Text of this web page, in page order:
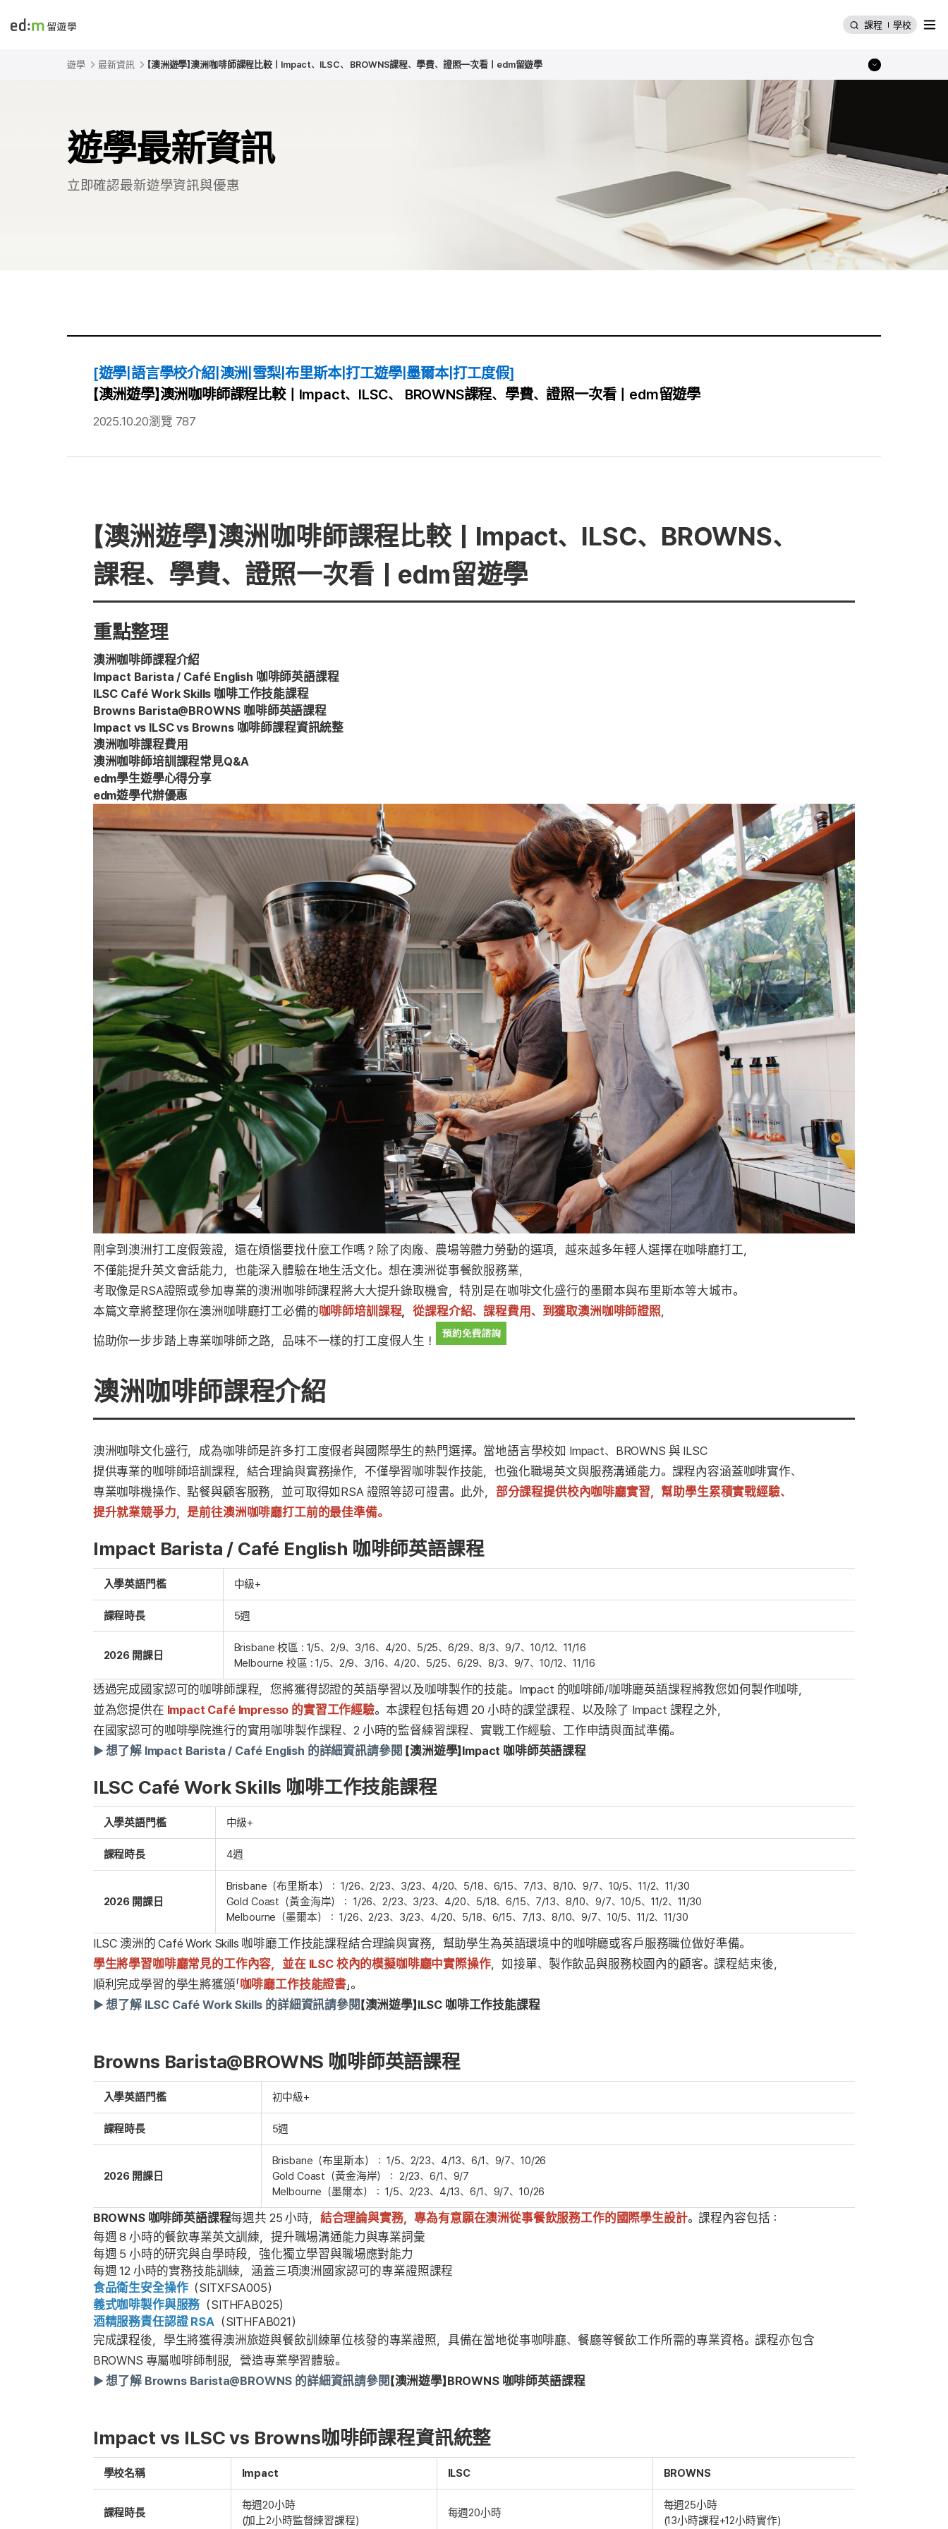
課程 學校
遊學 最新資訊 【澳洲遊學】澳洲咖啡師課程比較｜Impact、ILSC、 BROWNS課程、學費、證照一次看｜edm留遊學
遊學最新資訊
立即確認最新遊學資訊與優惠
[遊學|語言學校介紹|澳洲|雪梨|布里斯本|打工遊學|墨爾本|打工度假]
【澳洲遊學】澳洲咖啡師課程比較｜Impact、ILSC、 BROWNS課程、學費、證照一次看｜edm留遊學
2025.10.20瀏覽 787
【澳洲遊學】澳洲咖啡師課程比較｜Impact、ILSC、BROWNS、
課程、學費、證照一次看｜edm留遊學
重點整理
澳洲咖啡師課程介紹
Impact Barista / Café English 咖啡師英語課程
ILSC Café Work Skills 咖啡工作技能課程
Browns Barista@BROWNS 咖啡師英語課程
Impact vs ILSC vs Browns 咖啡師課程資訊統整
澳洲咖啡課程費用
澳洲咖啡師培訓課程常見Q&A
edm學生遊學心得分享
edm遊學代辦優惠
剛拿到澳洲打工度假簽證，還在煩惱要找什麼工作嗎？除了肉廠、農場等體力勞動的選項，越來越多年輕人選擇在咖啡廳打工，
不僅能提升英文會話能力，也能深入體驗在地生活文化。想在澳洲從事餐飲服務業，
考取像是RSA證照或參加專業的澳洲咖啡師課程將大大提升錄取機會，特別是在咖啡文化盛行的墨爾本與布里斯本等大城市。
本篇文章將整理你在澳洲咖啡廳打工必備的咖啡師培訓課程 ，從課程介紹、課程費用、到獲取澳洲咖啡師證照
協助你一步步踏上專業咖啡師之路，品味不一樣的打工度假人生！
澳洲咖啡師課程介紹
澳洲咖啡文化盛行，成為咖啡師是許多打工度假者與國際學生的熱門選擇。當地語言學校如 Impact、BROWNS 與 ILSC
提供專業的咖啡師培訓課程，結合理論與實務操作，不僅學習咖啡製作技能，也強化職場英文與服務溝通能力。課程內容涵蓋咖啡實作、
專業咖啡機操作、點餐與顧客服務，並可取得如RSA 證照等認可證書。此外， 部分課程提供校內咖啡廳實習，幫助學生累積實戰經驗、
提升就業競爭力，是前往澳洲咖啡廳打工前的最佳準備。
Impact Barista / Café English 咖啡師英語課程
入學英語門檻 中級+
課程時長 5週
2026 開課日
Brisbane 校區 : 1/5、2/9、3/16、4/20、5/25、6/29、8/3、9/7、10/12、11/16
Melbourne 校區 : 1/5、2/9、3/16、4/20、5/25、6/29、8/3、9/7、10/12、11/16
透過完成國家認可的咖啡師課程，您將獲得認證的英語學習以及咖啡製作的技能。Impact 的咖啡師/咖啡廳英語課程將教您如何製作咖啡，
並為您提供在 Impact Café Impresso 的實習工作經驗。本課程包括每週 20 小時的課堂課程、以及除了 Impact 課程之外，
在國家認可的咖啡學院進行的實用咖啡製作課程、2 小時的監督練習課程、實戰工作經驗、工作申請與面試準備。
► 想了解 Impact Barista / Café English 的詳細資訊請參閱 【澳洲遊學】Impact 咖啡師英語課程
ILSC Café Work Skills 咖啡工作技能課程
入學英語門檻 中級+
課程時長 4週
2026 開課日
Brisbane（布里斯本）： 1/26、2/23、3/23、4/20、5/18、6/15、7/13、8/10、9/7、10/5、11/2、11/30
Gold Coast（黃金海岸）： 1/26、2/23、3/23、4/20、5/18、6/15、7/13、8/10、9/7、10/5、11/2、11/30
Melbourne（墨爾本）： 1/26、2/23、3/23、4/20、5/18、6/15、7/13、8/10、9/7、10/5、11/2、11/30
ILSC 澳洲的 Café Work Skills 咖啡廳工作技能課程結合理論與實務，幫助學生為英語環境中的咖啡廳或客戶服務職位做好準備。
學生將學習咖啡廳常見的工作內容，並在 ILSC 校內的模擬咖啡廳中實際操作，如接單、製作飲品與服務校園內的顧客。課程結束後，
順利完成學習的學生將獲頒「咖啡廳工作技能證書」。
► 想了解 ILSC Café Work Skills 的詳細資訊請參閱 【澳洲遊學】ILSC 咖啡工作技能課程
Browns Barista@BROWNS 咖啡師英語課程
入學英語門檻 初中級+
課程時長 5週
2026 開課日
Brisbane（布里斯本）： 1/5、2/23、4/13、6/1、9/7、10/26
Gold Coast（黃金海岸）： 2/23、6/1、9/7
Melbourne（墨爾本）： 1/5、2/23、4/13、6/1、9/7、10/26
BROWNS 咖啡師英語課程每週共 25 小時， 結合理論與實務，專為有意願在澳洲從事餐飲服務工作的國際學生設計。課程內容包括：
每週 8 小時的餐飲專業英文訓練，提升職場溝通能力與專業詞彙
每週 5 小時的研究與自學時段，強化獨立學習與職場應對能力
每週 12 小時的實務技能訓練，涵蓋三項澳洲國家認可的專業證照課程
食品衛生安全操作（SITXFSA005）
義式咖啡製作與服務 （SITHFAB025）
酒精服務責任認證 RSA （SITHFAB021）
完成課程後，學生將獲得澳洲旅遊與餐飲訓練單位核發的專業證照，具備在當地從事咖啡廳、餐廳等餐飲工作所需的專業資格。課程亦包含
BROWNS 專屬咖啡師制服，營造專業學習體驗。
► 想了解 Browns Barista@BROWNS 的詳細資訊請參閱 【澳洲遊學】BROWNS 咖啡師英語課程
Impact vs ILSC vs Browns咖啡師課程資訊統整
學校名稱 Impact ILSC BROWNS
課程時長
每週20小時
(加上2小時監督練習課程)
每週20小時
每週25小時
(13小時課程+12小時實作)